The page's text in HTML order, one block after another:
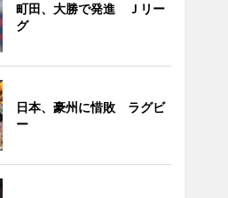
町田、大勝で発進 Ｊリー
グ
日本、豪州に惜敗 ラグビ
ー